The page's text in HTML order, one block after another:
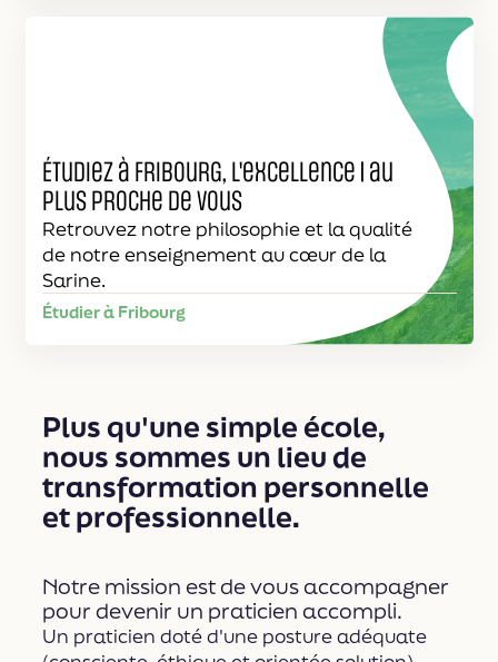
Étudiez à Fribourg, l'excellence | au
plus proche de vous
Retrouvez notre philosophie et la qualité
de notre enseignement au cœur de la
Sarine.
Étudier à Fribourg
Plus qu'une simple école,
nous sommes un lieu de
transformation personnelle
et professionnelle.
Notre mission est de vous accompagner
pour devenir un praticien accompli.
Un praticien doté d'une posture adéquate